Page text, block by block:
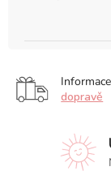
dopravě